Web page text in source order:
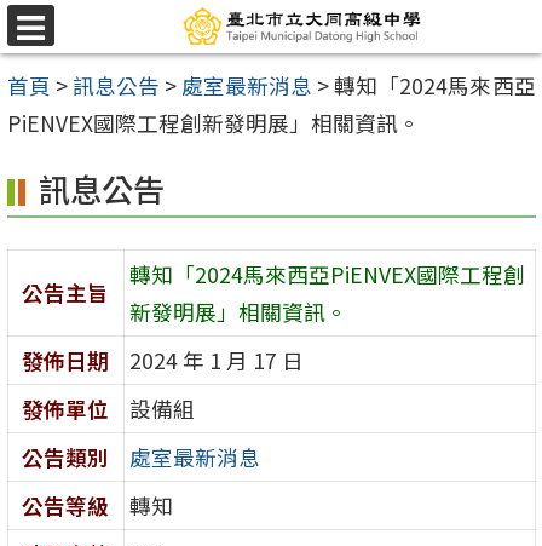
跳
至
主
要
容
區
選
單
首頁 >訊息公告 > 處室最新消息 >轉知「2024馬來西亞
PiENVEX國際工程創新發明展」相關資訊。
訊息公告
公告主旨
轉知「2024馬來西亞PiENVEX國際工程創
新發明展」相關資訊。
發佈日期
2024 年 1 月 17 日
發佈單位
設備組
公告類別
處室最新消息
公告等級
轉知